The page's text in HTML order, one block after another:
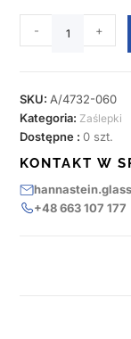
- +
SKU: A/4732-060
Kategoria: Zaślepki
Dostępne :0 szt.
KONTAKT W
+48 663 107 177